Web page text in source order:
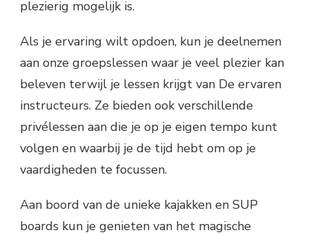
plezierig mogelijk is.
Als je ervaring wilt opdoen, kun je deelnemen
aan onze groepslessen waar je veel plezier kan
beleven terwijl je lessen krijgt van De ervaren
instructeurs. Ze bieden ook verschillende
privélessen aan die je op je eigen tempo kunt
volgen en waarbij je de tijd hebt om op je
vaardigheden te focussen.
Aan boord van de unieke kajakken en SUP
boards kun je genieten van het magische